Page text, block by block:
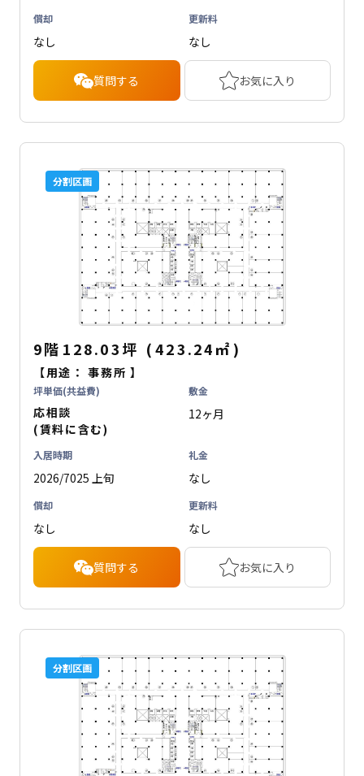
償却
なし
更新料
なし
質問する お気に入り
分割区画
9階 128.03坪 ( 423.24㎡ )
【用途：事務所 】
坪単価(共益費)
応相談
(賃料に含む)
敷金
12ヶ月
入居時期
2026/7025 上旬
礼金
なし
償却
なし
更新料
なし
質問する お気に入り
分割区画